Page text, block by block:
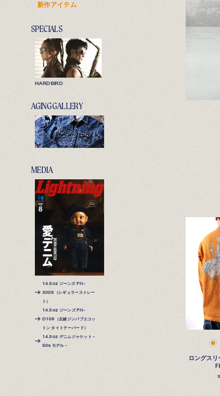
新作アイテム
SPECIALS
HARDBIRD
AGING GALLERY
MEDIA
14.5oz ジーンズ FN-
3005（レギュラーストレー
ト）
14.5oz ジーンズ FN-
D109（左綾ジンバブエコッ
トン タイトテーパード）
14.5oz デニムジャケット -
50s モデル -
ロングス